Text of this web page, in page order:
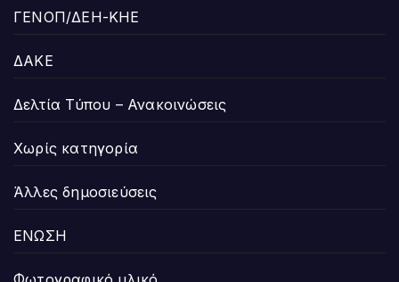
ΓΕΝΟΠ/ΔΕΗ-ΚΗΕ
ΔΑΚΕ
Δελτία Τύπου – Ανακοινώσεις
Χωρίς κατηγορία
Άλλες δημοσιεύσεις
ΕΝΩΣΗ